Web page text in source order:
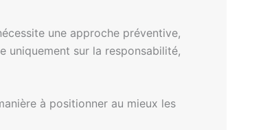
une approche préventive,
uniquement sur la responsabilité,
à positionner au mieux les